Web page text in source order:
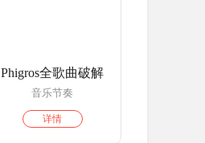
Phigros全歌曲破解版
音乐节奏
详情